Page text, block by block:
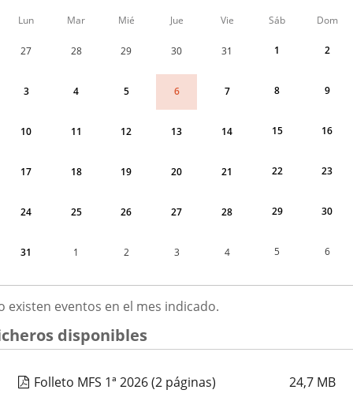
Calendario
correspondiente
Lun Mar Mié Jue Vie Sáb Dom
27 28 29 30 31 1 2
3 4 5 6 7 8 9
10 11 12 13 14 15 16
17 18 19 20 21 22 23
24 25 26 27 28 29 30
31 1 2 3 4 5 6
existen eventos en el mes indicado.
disponibles
Folleto MFS 1ª 2026 24,7 MB
(2 páginas)